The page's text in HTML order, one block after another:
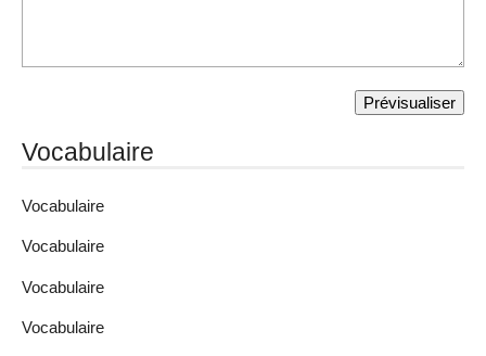
Vocabulaire
Vocabulaire
Vocabulaire
Vocabulaire
Vocabulaire